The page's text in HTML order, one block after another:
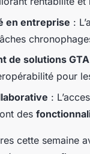
en entreprise :
de solutions GTA
pour
:
des
cette semaine